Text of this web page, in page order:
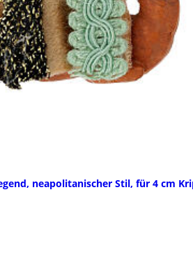
neapolitanischer Stil, für 4 cm